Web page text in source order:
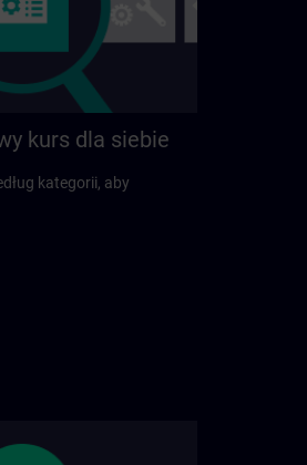
kurs dla siebie
kategorii, aby